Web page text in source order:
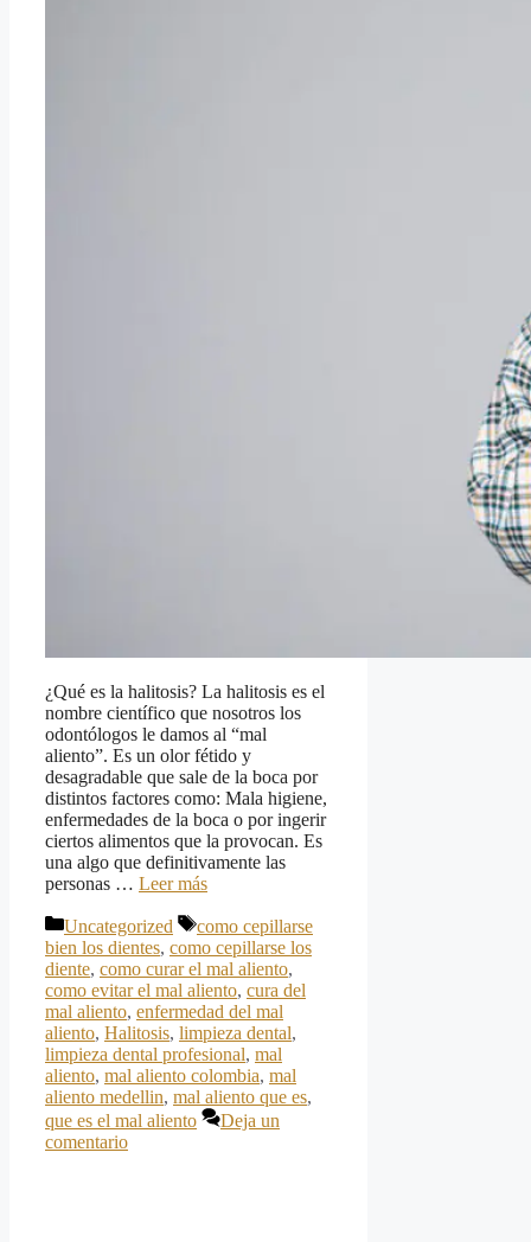
¿Qué es la halitosis? La halitosis es el
nombre científico que nosotros los
odontólogos le damos al “mal
aliento”. Es un olor fétido y
desagradable que sale de la boca por
distintos factores como: Mala higiene,
enfermedades de la boca o por ingerir
ciertos alimentos que la provocan. Es
una algo que definitivamente las
personas … Leer más
Categorías
Uncategorized Etiquetas
como cepillarse
bien los dientes, como cepillarse los
diente, como curar el mal aliento,
como evitar el mal aliento, cura del
mal aliento, enfermedad del mal
aliento, Halitosis, limpieza dental,
limpieza dental profesional, mal
aliento, mal aliento colombia, mal
aliento medellin, mal aliento que es,
que es el mal aliento
Deja un
comentario